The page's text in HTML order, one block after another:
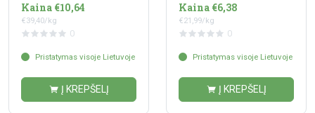
Kaina €10,64
€39,40/kg
0
Pristatymas visoje Lietuvoje
Į KREPŠELĮ
Kaina €6,38
€21,99/kg
0
Pristatymas visoje Lietuvoje
Į KREPŠELĮ